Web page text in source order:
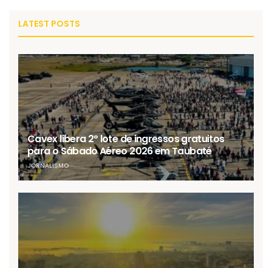
LATEST POSTS
Cavex libera 2º lote de ingressos gratuitos
para o Sábado Aéreo 2026 em Taubaté
JORNALISMO